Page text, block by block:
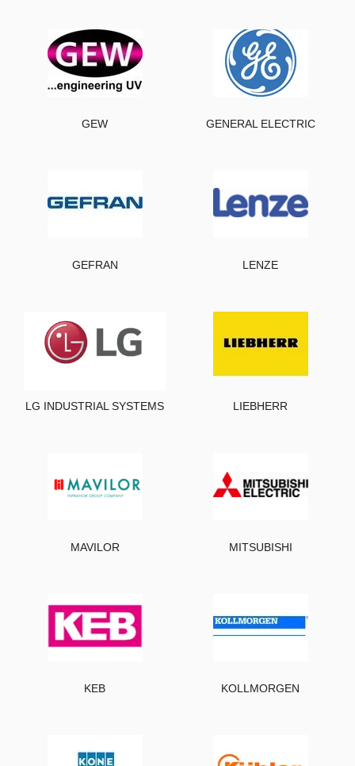
GEW GENERAL ELECTRIC
GEFRAN LENZE
LG INDUSTRIAL SYSTEMS LIEBHERR
MAVILOR MITSUBISHI
KEB KOLLMORGEN